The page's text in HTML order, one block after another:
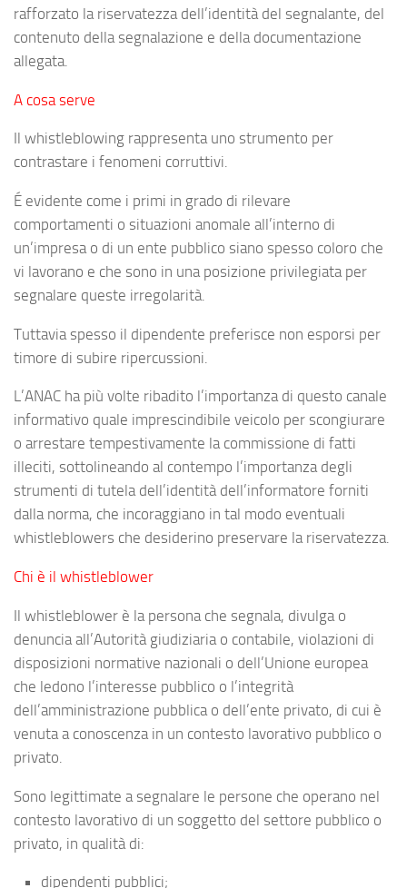
rafforzato la riservatezza dell’identità del segnalante, del
contenuto della segnalazione e della documentazione
allegata.
A cosa serve
Il whistleblowing rappresenta uno strumento per
contrastare i fenomeni corruttivi.
É evidente come i primi in grado di rilevare
comportamenti o situazioni anomale all’interno di
un’impresa o di un ente pubblico siano spesso coloro che
vi lavorano e che sono in una posizione privilegiata per
segnalare queste irregolarità.
Tuttavia spesso il dipendente preferisce non esporsi per
timore di subire ripercussioni.
L’ANAC ha più volte ribadito l’importanza di questo canale
informativo quale imprescindibile veicolo per scongiurare
o arrestare tempestivamente la commissione di fatti
illeciti, sottolineando al contempo l’importanza degli
strumenti di tutela dell’identità dell’informatore forniti
dalla norma, che incoraggiano in tal modo eventuali
whistleblowers che desiderino preservare la riservatezza.
Chi è il whistleblower
Il whistleblower è la persona che segnala, divulga o
denuncia all’Autorità giudiziaria o contabile, violazioni di
disposizioni normative nazionali o dell’Unione europea
che ledono l’interesse pubblico o l’integrità
dell’amministrazione pubblica o dell’ente privato, di cui è
venuta a conoscenza in un contesto lavorativo pubblico o
privato.
Sono legittimate a segnalare le persone che operano nel
contesto lavorativo di un soggetto del settore pubblico o
privato, in qualità di:
dipendenti pubblici;